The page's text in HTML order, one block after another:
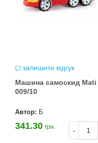
залишити відгук
Машина самоскид Mati
009/10
Автор: Б
-
341.30 грн.